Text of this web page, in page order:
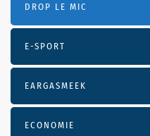
DROP LE MIC
E-SPORT
EARGASMEEK
ECONOMIE